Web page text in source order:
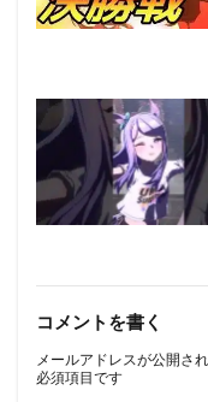
コメントを書く
メールアドレスが公開さ
必須項目です